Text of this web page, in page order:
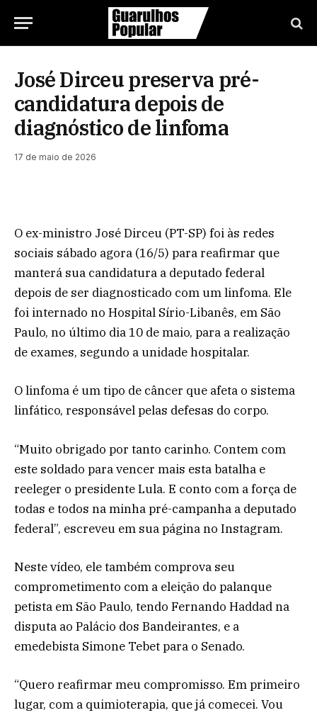
José Dirceu preserva pré-
candidatura depois de
diagnóstico de linfoma
17 de maio de 2026
O ex-ministro José Dirceu (PT-SP) foi às redes
sociais sábado agora (16/5) para reafirmar que
manterá sua candidatura a deputado federal
depois de ser diagnosticado com um linfoma. Ele
foi internado no Hospital Sírio-Libanês, em São
Paulo, no último dia 10 de maio, para a realização
de exames, segundo a unidade hospitalar.
O linfoma é um tipo de câncer que afeta o sistema
linfático, responsável pelas defesas do corpo.
“Muito obrigado por tanto carinho. Contem com
este soldado para vencer mais esta batalha e
reeleger o presidente Lula. E conto com a força de
todas e todos na minha pré-campanha a deputado
federal”, escreveu em sua página no Instagram.
Neste vídeo, ele também comprova seu
comprometimento com a eleição do palanque
petista em São Paulo, tendo Fernando Haddad na
disputa ao Palácio dos Bandeirantes, e a
emedebista Simone Tebet para o Senado.
“Quero reafirmar meu compromisso. Em primeiro
lugar, com a quimioterapia, que já comecei. Vou